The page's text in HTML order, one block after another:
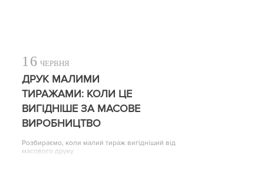
16 ЧЕРВНЯ
ДРУК МАЛИМИ
ТИРАЖАМИ: КОЛИ ЦЕ
ВИГІДНІШЕ ЗА МАСОВЕ
ВИРОБНИЦТВО
Розбираємо, коли малий тираж вигідніший від
масового друку